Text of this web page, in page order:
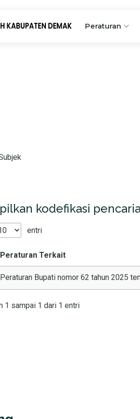
Peraturan
kodefikasi
entri
Peraturan Terkait
Peraturan Bupati nomor 62 tahun 2025
1 sampai 1 dari 1 entri